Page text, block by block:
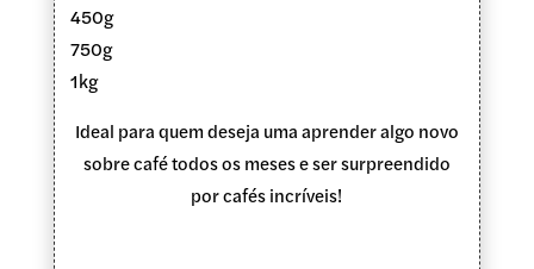
450g
750g
1kg
Ideal para quem deseja uma aprender algo novo
sobre café todos os meses e ser surpreendido
por cafés incríveis!